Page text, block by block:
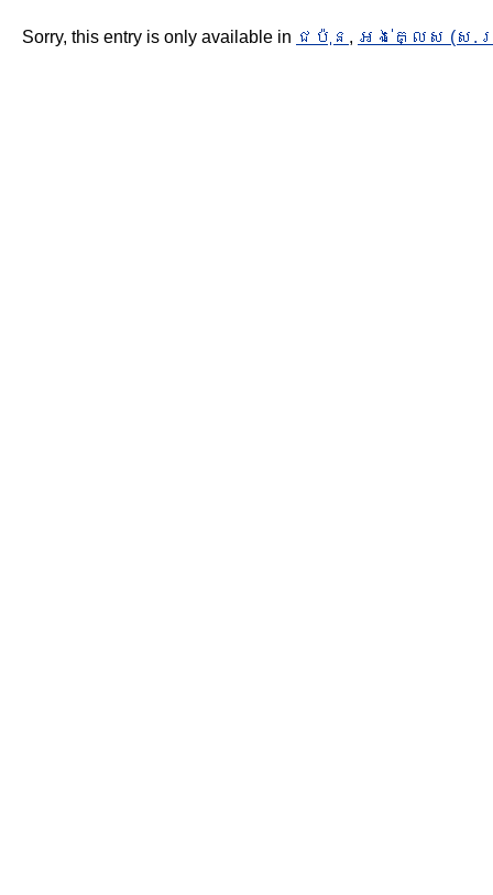
Sorry, this entry is only available in ជប៉ុន , អង់គ្លេស (ស.